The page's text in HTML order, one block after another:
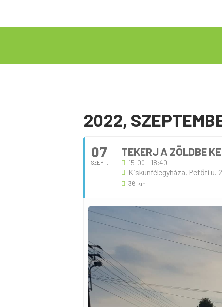
2022,
07
SZEPT.
TEKERJ A ZÖLDBE
15:00 - 18:40
Kiskunfélegyháza, Petőfi u.
36 km